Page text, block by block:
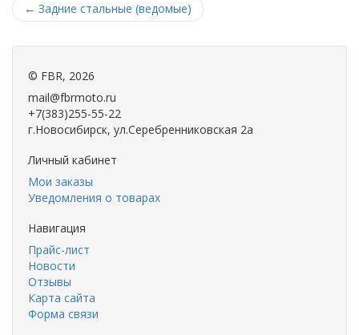
← Задние стальные (ведомые)
© FBR, 2026
mail@fbrmoto.ru
+7(383)255-55-22
г.Новосибирск, ул.Серебренниковская 2а
Личный кабинет
Мои заказы
Уведомления о товарах
Навигация
Прайс-лист
Новости
Отзывы
Карта сайта
Форма связи